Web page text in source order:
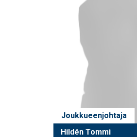
Joukkueenjohtaja
Hildén Tommi